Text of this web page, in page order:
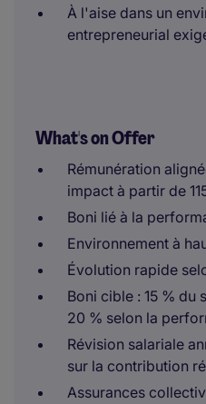
À l'aise dans un
entrepreneurial
What's on Offer
Rémunération
impact à partir de
Boni lié à la
Environnement à
Évolution rapide
Boni cible : 15 % du
20 % selon la
Révision salariale
sur la contribution
Assurances